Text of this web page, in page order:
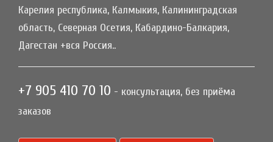
Карелия республика, Калмыкия, Калининградская
область, Северная Осетия, Кабардино-Балкария,
Дагестан +вся Россия..
+7 905 410 70 10 - консультация, без приёма
заказов